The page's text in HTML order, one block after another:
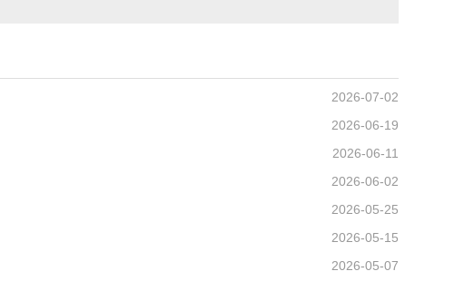
2026-07-02
2026-06-19
2026-06-11
2026-06-02
2026-05-25
2026-05-15
2026-05-07